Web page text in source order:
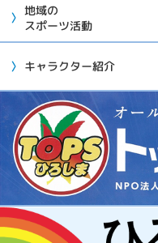
地域の
スポーツ活動
キャラクター紹介